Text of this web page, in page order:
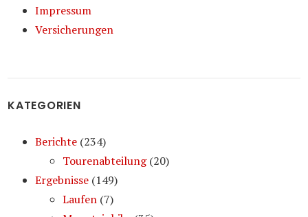
Impressum
Versicherungen
KATEGORIEN
Berichte (234)
Tourenabteilung(20)
Ergebnisse (149)
Laufen (7)